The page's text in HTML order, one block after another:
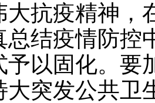
大抗疫精神，
总结疫情防控
予以固化。要
大突发公共卫